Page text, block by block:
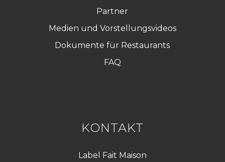
Partner
Medien und Vorstellungsvideos
Dokumente für Restaurants
FAQ
KONTAKT
Label Fait Maison